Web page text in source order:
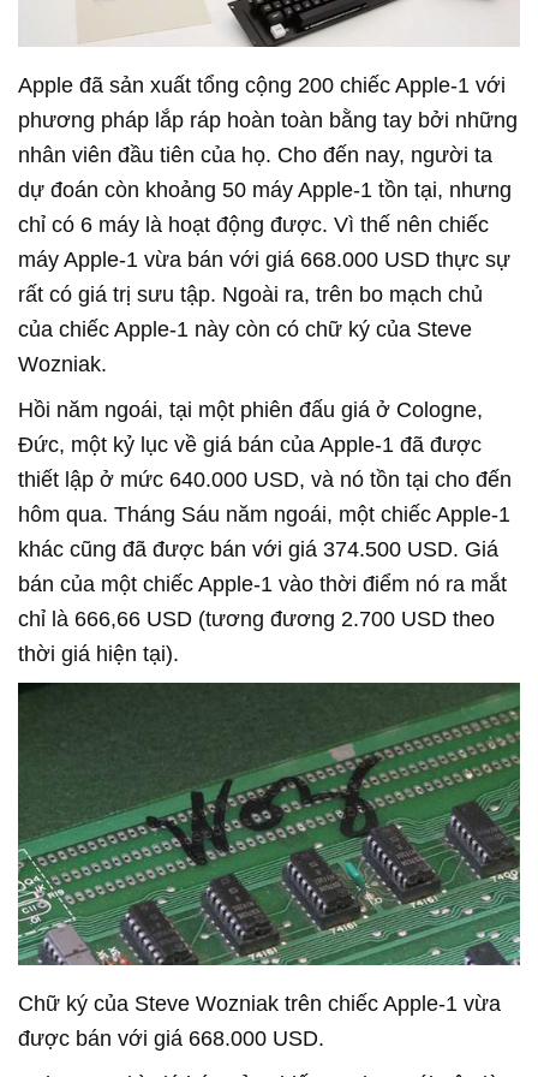
Apple đã sản xuất tổng cộng 200 chiếc Apple-1 với
phương pháp lắp ráp hoàn toàn bằng tay bởi những
nhân viên đầu tiên của họ. Cho đến nay, người ta
dự đoán còn khoảng 50 máy Apple-1 tồn tại, nhưng
chỉ có 6 máy là hoạt động được. Vì thế nên chiếc
máy Apple-1 vừa bán với giá 668.000 USD thực sự
rất có giá trị sưu tập. Ngoài ra, trên bo mạch chủ
của chiếc Apple-1 này còn có chữ ký của Steve
Wozniak.
Hồi năm ngoái, tại một phiên đấu giá ở Cologne,
Đức, một kỷ lục về giá bán của Apple-1 đã được
thiết lập ở mức 640.000 USD, và nó tồn tại cho đến
hôm qua. Tháng Sáu năm ngoái, một chiếc Apple-1
khác cũng đã được bán với giá 374.500 USD. Giá
bán của một chiếc Apple-1 vào thời điểm nó ra mắt
chỉ là 666,66 USD (tương đương 2.700 USD theo
thời giá hiện tại).
Chữ ký của Steve Wozniak trên chiếc Apple-1 vừa
được bán với giá 668.000 USD.